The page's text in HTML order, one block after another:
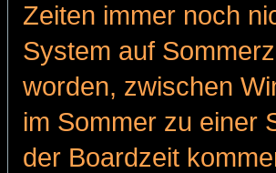
Zeiten immer noch
System auf
worden, zwischen
im Sommer zu einer
der Boardzeit